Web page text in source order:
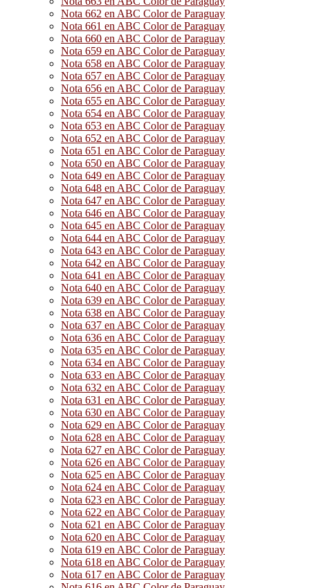
Nota 662 en ABC Color de Paraguay
Nota 661 en ABC Color de Paraguay
Nota 660 en ABC Color de Paraguay
Nota 659 en ABC Color de Paraguay
Nota 658 en ABC Color de Paraguay
Nota 657 en ABC Color de Paraguay
Nota 656 en ABC Color de Paraguay
Nota 655 en ABC Color de Paraguay
Nota 654 en ABC Color de Paraguay
Nota 653 en ABC Color de Paraguay
Nota 652 en ABC Color de Paraguay
Nota 651 en ABC Color de Paraguay
Nota 650 en ABC Color de Paraguay
Nota 649 en ABC Color de Paraguay
Nota 648 en ABC Color de Paraguay
Nota 647 en ABC Color de Paraguay
Nota 646 en ABC Color de Paraguay
Nota 645 en ABC Color de Paraguay
Nota 644 en ABC Color de Paraguay
Nota 643 en ABC Color de Paraguay
Nota 642 en ABC Color de Paraguay
Nota 641 en ABC Color de Paraguay
Nota 640 en ABC Color de Paraguay
Nota 639 en ABC Color de Paraguay
Nota 638 en ABC Color de Paraguay
Nota 637 en ABC Color de Paraguay
Nota 636 en ABC Color de Paraguay
Nota 635 en ABC Color de Paraguay
Nota 634 en ABC Color de Paraguay
Nota 633 en ABC Color de Paraguay
Nota 632 en ABC Color de Paraguay
Nota 631 en ABC Color de Paraguay
Nota 630 en ABC Color de Paraguay
Nota 629 en ABC Color de Paraguay
Nota 628 en ABC Color de Paraguay
Nota 627 en ABC Color de Paraguay
Nota 626 en ABC Color de Paraguay
Nota 625 en ABC Color de Paraguay
Nota 624 en ABC Color de Paraguay
Nota 623 en ABC Color de Paraguay
Nota 622 en ABC Color de Paraguay
Nota 621 en ABC Color de Paraguay
Nota 620 en ABC Color de Paraguay
Nota 619 en ABC Color de Paraguay
Nota 618 en ABC Color de Paraguay
Nota 617 en ABC Color de Paraguay